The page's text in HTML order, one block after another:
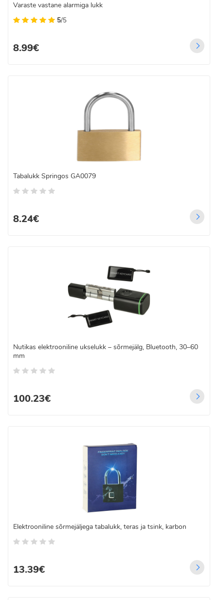
Varaste vastane alarmiga lukk
5/5
8.99€
Tabalukk Springos GA0079
8.24€
Nutikas elektrooniline ukselukk – sõrmejälg, Bluetooth, 30–60
mm
100.23€
Elektrooniline sõrmejäljega tabalukk, teras ja tsink, karbon
13.39€